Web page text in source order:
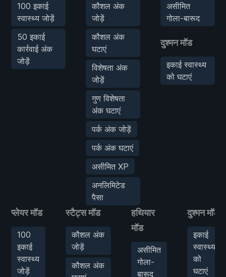
100 इकाई
स्वास्थ्य जोड़ें
50 इकाई
कार्रवाई अंक
जोड़ें
कौशल अंक
जोड़ें
कौशल अंक
घटाएं
विशेषता अंक
जोड़ें
गुण विशेषता
अंक घटाएं
पर्क अंक जोड़ें
पर्क अंक घटाएं
असीमित XP
अनलिमिटेड
पैसा
असीमित
गोला-बारूद
दुश्मन मॉड
इकाई स्वास्थ्य
को घटाएं
प्लेयर मॉड
100
इकाई
स्वास्थ्य
जोड़ें
स्टैट्स मॉड
कौशल अंक
जोड़ें
कौशल अंक
हथियार
मॉड
असीमित
गोला-
बारूद
दुश्मन मॉड
इकाई
स्वास्थ्य
को
घटाएं